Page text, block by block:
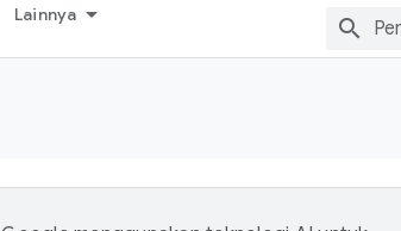
Lainnya